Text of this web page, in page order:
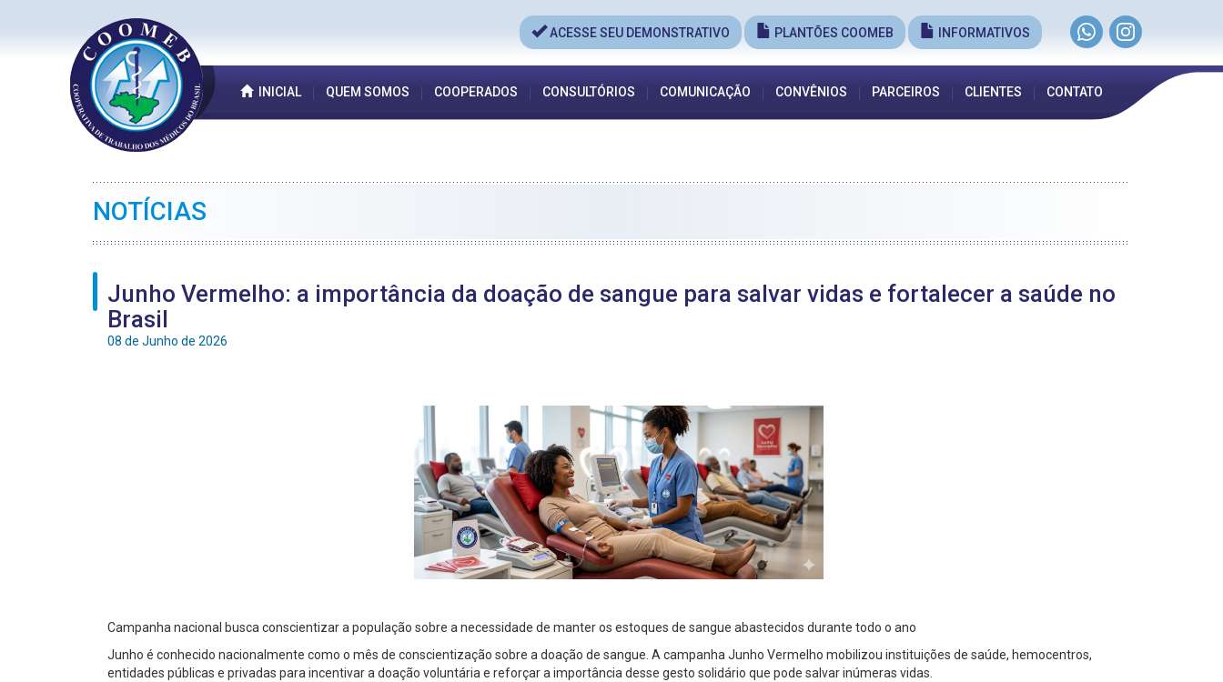
ACESSE SEU DEMONSTRATIVO PLANTÕES COOMEB INFORMATIVOS
INICIAL QUEM SOMOS COOPERADOS CONSULTÓRIOS COMUNICAÇÃO CONVÊNIOS PARCEIROS CLIENTES CONTATO
NOTÍCIAS
Junho Vermelho: a importância da doação de sangue para salvar vidas e fortalecer a saúde no
Brasil
08 de Junho de 2026
Campanha nacional busca conscientizar a população sobre a necessidade de manter os estoques de sangue abastecidos durante todo o ano
Junho é conhecido nacionalmente como o mês de conscientização sobre a doação de sangue. A campanha Junho Vermelho mobilizou instituições de saúde, hemocentros,
entidades públicas e privadas para incentivar a doação voluntária e reforçar a importância desse gesto solidário que pode salvar inúmeras vidas.